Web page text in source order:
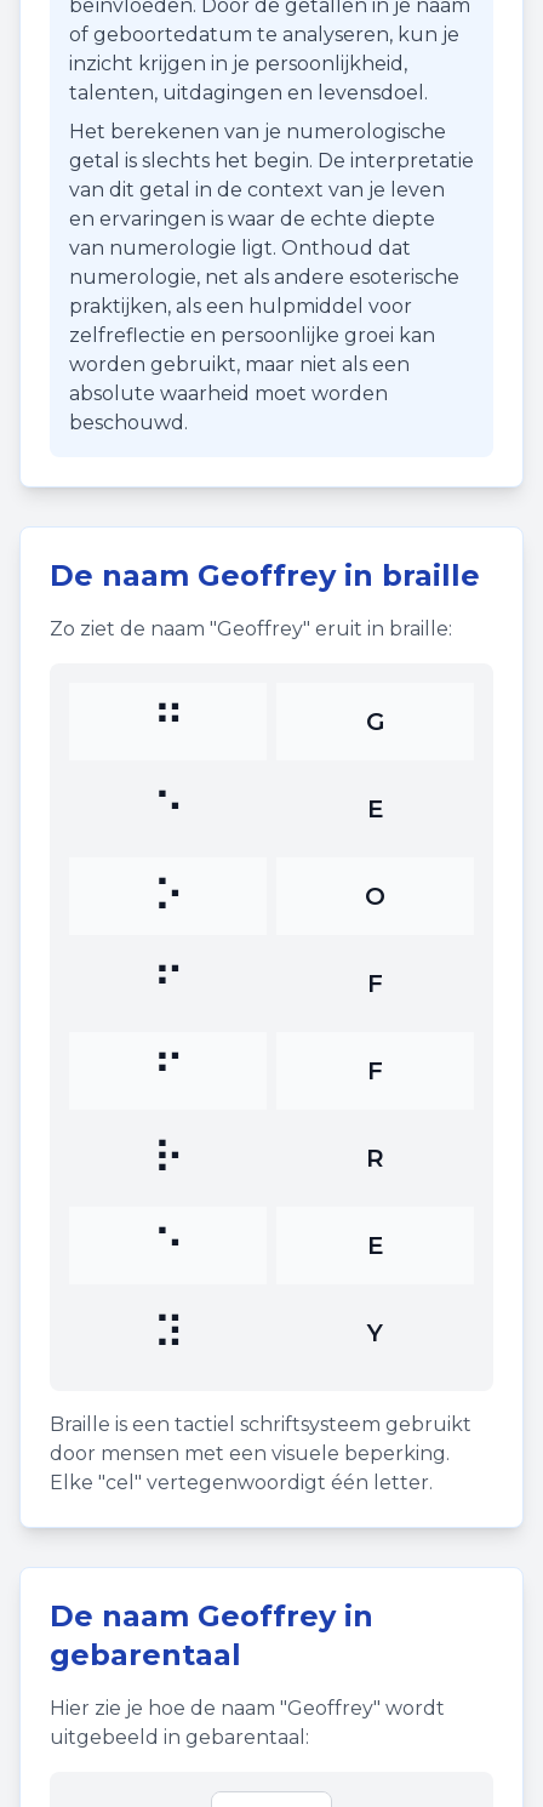
beïnvloeden. Door de getallen in je naam
of geboortedatum te analyseren, kun je
inzicht krijgen in je persoonlijkheid,
talenten, uitdagingen en levensdoel.
Het berekenen van je numerologische
getal is slechts het begin. De interpretatie
van dit getal in de context van je leven
en ervaringen is waar de echte diepte
van numerologie ligt. Onthoud dat
numerologie, net als andere esoterische
praktijken, als een hulpmiddel voor
zelfreflectie en persoonlijke groei kan
worden gebruikt, maar niet als een
absolute waarheid moet worden
beschouwd.
De naam Geoffreyin braille
Zo ziet de naam "Geoffrey" eruit in braille:
⠛ G
⠑ E
⠕ O
⠋ F
⠋ F
⠗ R
⠑ E
⠽ Y
Braille is een tactiel schriftsysteem gebruikt
door mensen met een visuele beperking.
Elke "cel" vertegenwoordigt één letter.
De naam Geoffreyin
gebarentaal
Hier zie je hoe de naam "Geoffrey" wordt
uitgebeeld in gebarentaal: